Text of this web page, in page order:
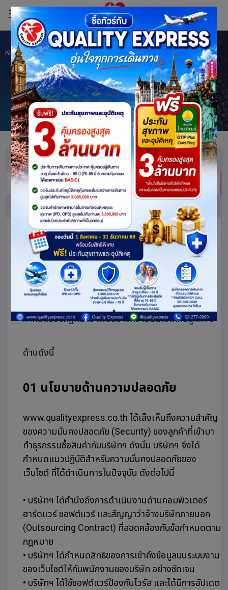
หน้าหลัก นโยบายความเป็นส่วนตัว
นโยบายความเป็นส่วนตัว
นโยบายเว็บไซต์
นโยบายความเป็นส่วนตัว
นโยบายทางธุรกิจ
นโยบายความเป็นส่วนตัว
เว็ปไซต์ www.qualityexpress.co.thมีนโยบายตามข้อ
กำหนดของกฎหมายเพื่อสร้างความมั่นใจให้กับลูกค้า 3
ด้านดังนี้
01 นโยบายด้านความปลอดภัย
www.qualityexpress.co.th ได้เล็งเห็นถึงความสำคัญ
ของความมั่นคงปลอดภัย (Security) ของลูกค้าที่เข้ามา
ทำธุรกรรมซื้อสินค้ากับบริษัทฯ ดังนั้น บริษัทฯ จึงได้
กำหนดแนวปฏิบัติสำหรับความมั่นคงปลอดภัยของ
เว็บไซต์ ที่ได้ดำเนินการในปัจจุบัน ดังต่อไปนี้
• บริษัทฯ ได้คำนึงถึงการดำเนินงานด้านคอมพิวเตอร์
ฮาร์ดแวร์ ซอฟต์แวร์ และสัญญาว่าจ้างบริษัทภายนอก
(Outsourcing Contract) ที่สอดคล้องกับข้อกำหนดตาม
กฎหมาย
• บริษัทฯ ได้กำหนดสิทธิของการเข้าถึงข้อมูลบนระบบงาน
ของเว็บไซต์ให้กับพนักงานของบริษัท อย่างชัดเจน
• บริษัทฯ ได้ใช้ซอฟต์แวร์ป้องกันไวรัส และได้มีการอัปเดต